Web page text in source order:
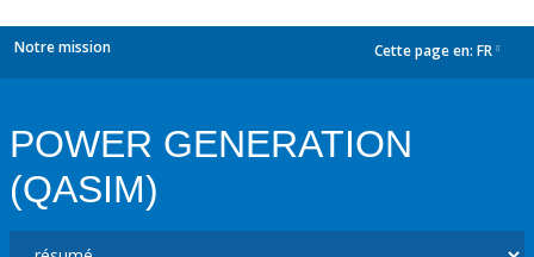
Notre mission Cette page en: FR
POWER GENERATION
(QASIM)